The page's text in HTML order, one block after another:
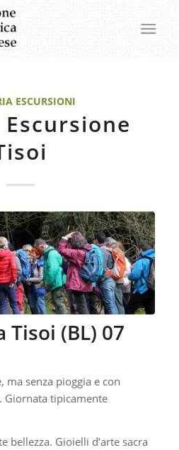
ESCURSIONI
Tisoi (BL) 07
senza pioggia e con
Giornata tipicamente
bellezza. Gioielli d’arte sacra